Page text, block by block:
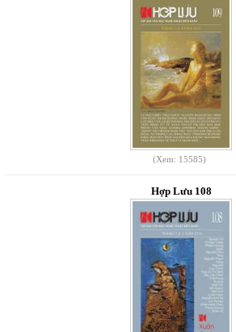
(Xem: 15585)
Hợp Lưu 108